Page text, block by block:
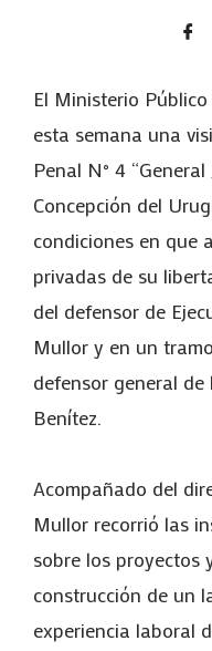
El Ministerio
esta semana una
Penal N° 4
Concepción del
condiciones en que
privadas de su
del defensor de
Mullor y en un
defensor general
Benítez.
Acompañado del
Mullor recorrió las
sobre los proyectos
construcción de un
experiencia laboral